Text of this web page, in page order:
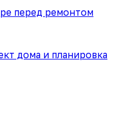
перед ремонтом
дома и планировка